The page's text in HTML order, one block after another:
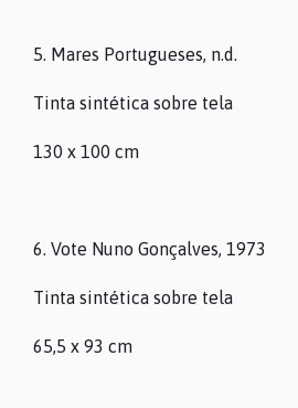
5. Mares Portugueses, n.d.
Tinta sintética sobre tela
130 x 100 cm
6. Vote Nuno Gonçalves, 1973
Tinta sintética sobre tela
65,5 x 93 cm